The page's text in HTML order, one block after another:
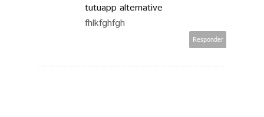
tutuapp alternative
fhlkfghfgh
Responder